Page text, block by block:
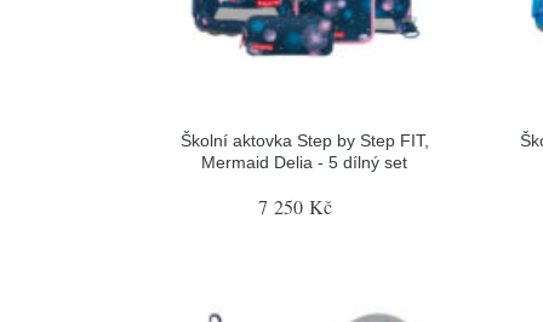
Školní aktovka Step by Step FIT,
Mermaid Delia - 5 dílný set
7 250 Kč